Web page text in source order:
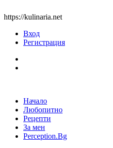
https://kulinaria.net
Вход
Регистрация
Начало
Любопитно
Рецепти
За мен
Perception.Bg